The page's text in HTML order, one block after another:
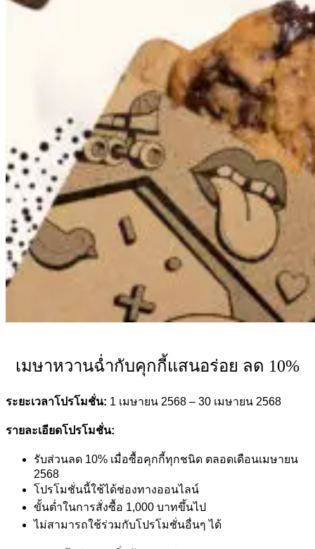
เมษาหวานฉ่ำกับคุกกี้แสนอร่อย ลด 10%
ระยะเวลาโปรโมชั่น: 1 เมษายน 2568 – 30 เมษายน 2568
รายละเอียดโปรโมชั่น:
รับส่วนลด 10% เมื่อซื้อคุกกี้ทุกชนิด ตลอดเดือนเมษายน
2568
โปรโมชั่นนี้ใช้ได้ช่องทางออนไลน์
ขั้นต่ำในการสั่งซื้อ 1,000 บาทขึ้นไป
ไม่สามารถใช้ร่วมกับโปรโมชั่นอื่นๆ ได้